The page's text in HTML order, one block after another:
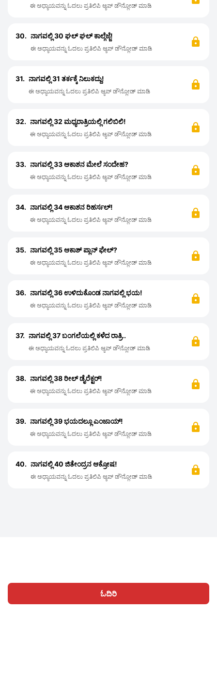
ಓದಿರಿ
ಈ ಅಧ್ಯಾಯವನ್ನು ಓದಲು ಪ್ರತಿಲಿಪಿ ಆ್ಯಪ್ ಡೌನ್ಲೋಡ್ ಮಾಡಿ
30. ನಾಗವಲ್ಲಿ 30 ಘಲ್ ಘಲ್ ಕಾಲ್ಗೆಜ್ಜೆ!
ಈ ಅಧ್ಯಾಯವನ್ನು ಓದಲು ಪ್ರತಿಲಿಪಿ ಆ್ಯಪ್ ಡೌನ್ಲೋಡ್ ಮಾಡಿ
31. ನಾಗವಲ್ಲಿ 31 ತರ್ಕಕ್ಕೆ ನಿಲುಕದ್ದು!
ಈ ಅಧ್ಯಾಯವನ್ನು ಓದಲು ಪ್ರತಿಲಿಪಿ ಆ್ಯಪ್ ಡೌನ್ಲೋಡ್ ಮಾಡಿ
32. ನಾಗವಲ್ಲಿ 32 ಮಧ್ಯರಾತ್ರಿಯಲ್ಲಿ ಗಲಿಬಿಲಿ!
ಈ ಅಧ್ಯಾಯವನ್ನು ಓದಲು ಪ್ರತಿಲಿಪಿ ಆ್ಯಪ್ ಡೌನ್ಲೋಡ್ ಮಾಡಿ
33. ನಾಗವಲ್ಲಿ 33 ಆಕಾಶನ ಮೇಲೆ ಸಂದೇಹ?
ಈ ಅಧ್ಯಾಯವನ್ನು ಓದಲು ಪ್ರತಿಲಿಪಿ ಆ್ಯಪ್ ಡೌನ್ಲೋಡ್ ಮಾಡಿ
34. ನಾಗವಲ್ಲಿ 34 ಆಕಾಶನ ರಿಹರ್ಸಲ್!
ಈ ಅಧ್ಯಾಯವನ್ನು ಓದಲು ಪ್ರತಿಲಿಪಿ ಆ್ಯಪ್ ಡೌನ್ಲೋಡ್ ಮಾಡಿ
35. ನಾಗವಲ್ಲಿ 35 ಆಕಾಶ್ ಪ್ಲಾನ್ ಫೇಲ್?
ಈ ಅಧ್ಯಾಯವನ್ನು ಓದಲು ಪ್ರತಿಲಿಪಿ ಆ್ಯಪ್ ಡೌನ್ಲೋಡ್ ಮಾಡಿ
36. ನಾಗವಲ್ಲಿ 36 ಉಳಿದುಕೊಂಡ ನಾಗವಲ್ಲಿ ಭಯ!
ಈ ಅಧ್ಯಾಯವನ್ನು ಓದಲು ಪ್ರತಿಲಿಪಿ ಆ್ಯಪ್ ಡೌನ್ಲೋಡ್ ಮಾಡಿ
37. ನಾಗವಲ್ಲಿ 37 ಬಂಗಲೆಯಲ್ಲಿ ಕಳೆದ ರಾತ್ರಿ..
ಈ ಅಧ್ಯಾಯವನ್ನು ಓದಲು ಪ್ರತಿಲಿಪಿ ಆ್ಯಪ್ ಡೌನ್ಲೋಡ್ ಮಾಡಿ
38. ನಾಗವಲ್ಲಿ 38 ರೀಲ್ ಡೈರೆಕ್ಟರ್!
ಈ ಅಧ್ಯಾಯವನ್ನು ಓದಲು ಪ್ರತಿಲಿಪಿ ಆ್ಯಪ್ ಡೌನ್ಲೋಡ್ ಮಾಡಿ
39. ನಾಗವಲ್ಲಿ 39 ಭಯದಲ್ಲೂ ಎಂಜಾಯ್!
ಈ ಅಧ್ಯಾಯವನ್ನು ಓದಲು ಪ್ರತಿಲಿಪಿ ಆ್ಯಪ್ ಡೌನ್ಲೋಡ್ ಮಾಡಿ
40. ನಾಗವಲ್ಲಿ 40 ಜಿತೇಂದ್ರನ ಆಕ್ರೋಷ!
ಈ ಅಧ್ಯಾಯವನ್ನು ಓದಲು ಪ್ರತಿಲಿಪಿ ಆ್ಯಪ್ ಡೌನ್ಲೋಡ್ ಮಾಡಿ
ಹೋಮ್ ವಿಭಾಗಗಳು ಬರೆಯಿರಿ ಲೇಖನಗಳು ಸೈನ್ ಇನ್ ಆಗಿ